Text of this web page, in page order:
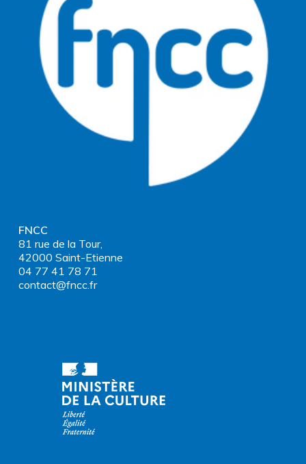
FNCC
81 rue de la Tour,
42000 Saint-Etienne
04 77 41 78 71
contact@fncc.fr